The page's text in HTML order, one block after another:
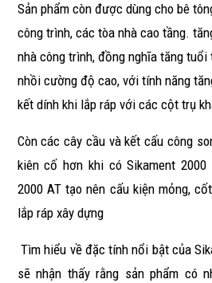
Sản phẩm còn được dùng cho bê
công trình, các tòa nhà cao tầng.
nhà công trình, đồng nghĩa tăng
nhồi cường độ cao, với tính năng
kết dính khi lắp ráp với các cột trụ
Còn các cây cầu và kết cấu công
kiên cố hơn khi có Sikament 2000
2000 AT tạo nên cấu kiện mỏng,
lắp ráp xây dựng
Tìm hiểu về đặc tính nổi bật của
sẽ nhận thấy rằng sản phẩm có